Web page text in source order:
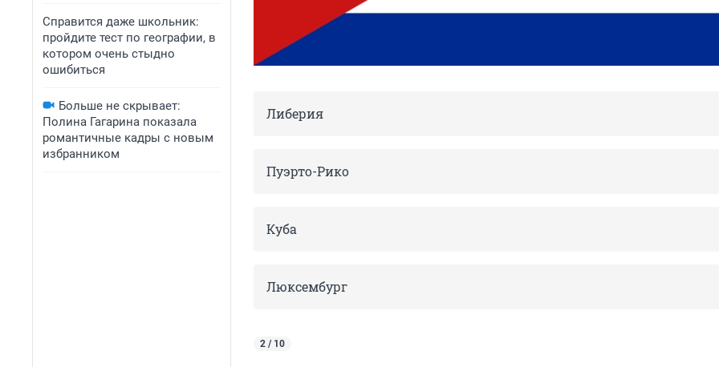
Справится даже школьник:
пройдите тест по географии, в
котором очень стыдно
ошибиться
Больше не скрывает:
Полина Гагарина показала
романтичные кадры с новым
избранником
Либерия
Пуэрто-Рико
Куба
Люксембург
2 / 10